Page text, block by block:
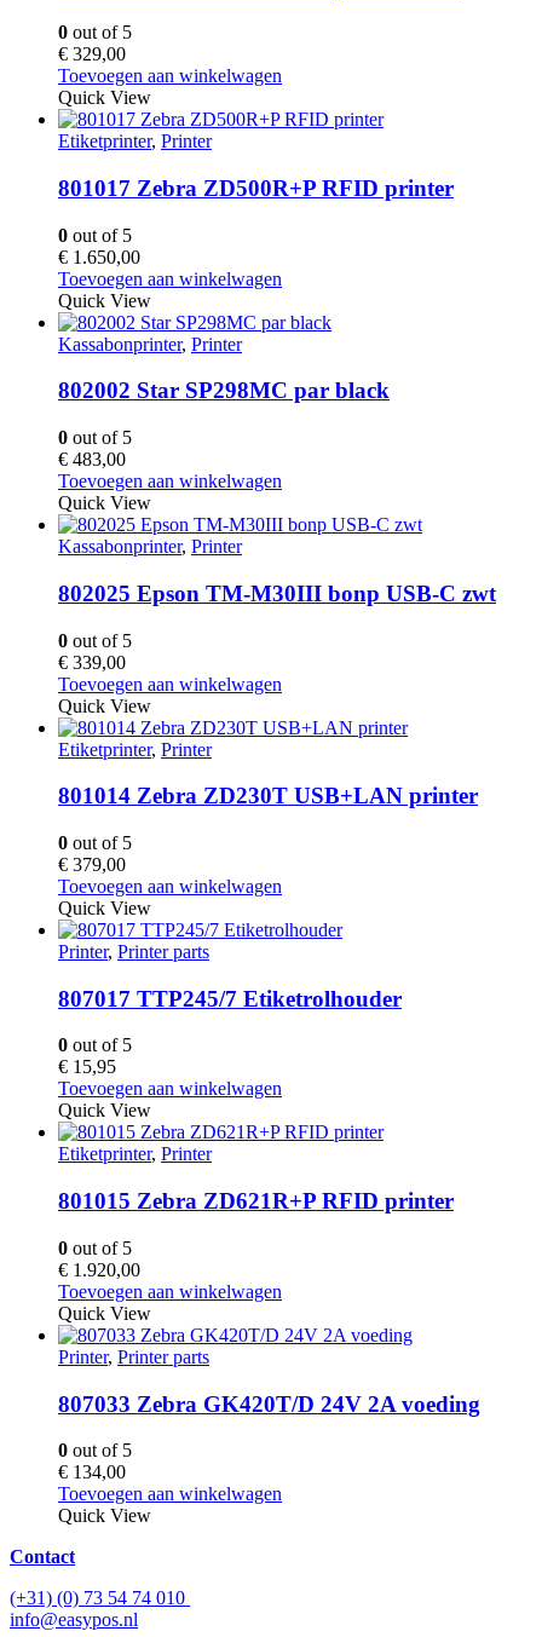
0 out of 5
€ 329,00
Toevoegen aan winkelwagen
Quick View
Etiketprinter, Printer
801017 Zebra ZD500R+P RFID printer
0 out of 5
€ 1.650,00
Toevoegen aan winkelwagen
Quick View
Kassabonprinter, Printer
802002 Star SP298MC par black
0 out of 5
€ 483,00
Toevoegen aan winkelwagen
Quick View
Kassabonprinter, Printer
802025 Epson TM-M30III bonp USB-C zwt
0 out of 5
€ 339,00
Toevoegen aan winkelwagen
Quick View
Etiketprinter, Printer
801014 Zebra ZD230T USB+LAN printer
0 out of 5
€ 379,00
Toevoegen aan winkelwagen
Quick View
Printer, Printer parts
807017 TTP245/7 Etiketrolhouder
0 out of 5
€ 15,95
Toevoegen aan winkelwagen
Quick View
Etiketprinter, Printer
801015 Zebra ZD621R+P RFID printer
0 out of 5
€ 1.920,00
Toevoegen aan winkelwagen
Quick View
Printer, Printer parts
807033 Zebra GK420T/D 24V 2A voeding
0 out of 5
€ 134,00
Toevoegen aan winkelwagen
Quick View
Contact
(+31) (0) 73 54 74 010
info@easypos.nl